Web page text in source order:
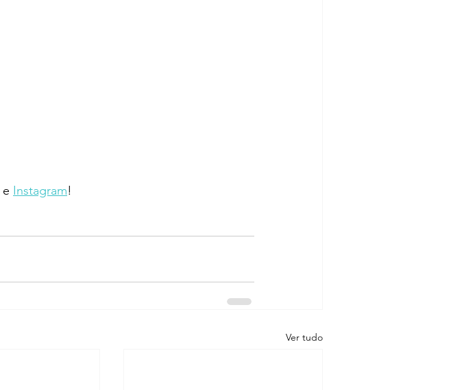
e Instagram!
Ver tudo